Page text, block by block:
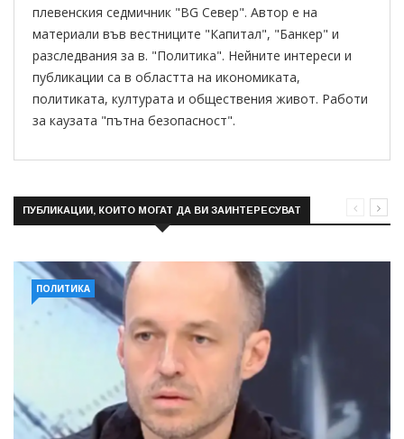
плевенския седмичник "BG Север". Автор е на
материали във вестниците "Капитал", "Банкер" и
разследвания за в. "Политика". Нейните интереси и
публикации са в областта на икономиката,
политиката, културата и обществения живот. Работи
за каузата "пътна безопасност".
ПУБЛИКАЦИИ, КОИТО МОГАТ ДА ВИ ЗАИНТЕРЕСУВАТ
ПОЛИТИКА